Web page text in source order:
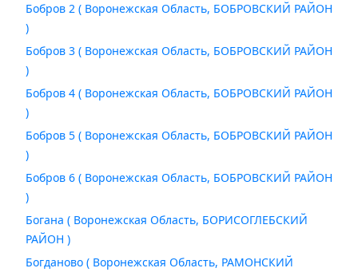
Бобров 2 ( Воронежская Область, БОБРОВСКИЙ РАЙОН
)
Бобров 3 ( Воронежская Область, БОБРОВСКИЙ РАЙОН
)
Бобров 4 ( Воронежская Область, БОБРОВСКИЙ РАЙОН
)
Бобров 5 ( Воронежская Область, БОБРОВСКИЙ РАЙОН
)
Бобров 6 ( Воронежская Область, БОБРОВСКИЙ РАЙОН
)
Богана ( Воронежская Область, БОРИСОГЛЕБСКИЙ
РАЙОН )
Богданово ( Воронежская Область, РАМОНСКИЙ